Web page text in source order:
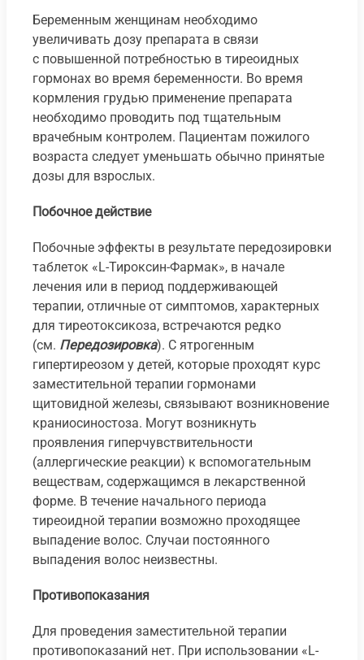
Беременным женщинам необходимо
увеличивать дозу препарата в связи
с повышенной потребностью в тиреоидных
гормонах во время беременности. Во время
кормления грудью применение препарата
необходимо проводить под тщательным
врачебным контролем. Пациентам пожилого
возраста следует уменьшать обычно принятые
дозы для взрослых.
Побочное действие
Побочные эффекты в результате передозировки
таблеток «L-Тироксин-Фармак», в начале
лечения или в период поддерживающей
терапии, отличные от симптомов, характерных
для тиреотоксикоза, встречаются редко
(см. Передозировка). С ятрогенным
гипертиреозом у детей, которые проходят курс
заместительной терапии гормонами
щитовидной железы, связывают возникновение
краниосиностоза. Могут возникнуть
проявления гиперчувствительности
(аллергические реакции) к вспомогательным
веществам, содержащимся в лекарственной
форме. В течение начального периода
тиреоидной терапии возможно проходящее
выпадение волос. Случаи постоянного
выпадения волос неизвестны.
Противопоказания
Для проведения заместительной терапии
противопоказаний нет. При использовании «L-